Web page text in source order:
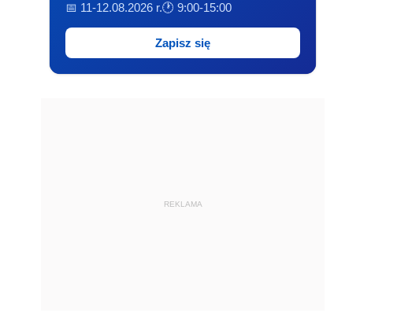
📅 11-12.08.2026 r.🕐 9:00-15:00
Zapisz się
REKLAMA